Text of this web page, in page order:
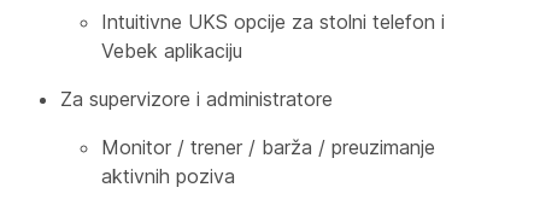
Intuitivne UKS opcije za stolni telefon i
Vebek aplikaciju
Za supervizore i administratore
Monitor / trener / barža / preuzimanje
aktivnih poziva